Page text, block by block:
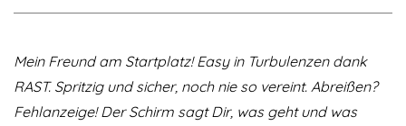
Mein Freund am Startplatz! Easy in Turbulenzen dank
RAST. Spritzig und sicher, noch nie so vereint. Abreißen?
Fehlanzeige! Der Schirm sagt Dir, was geht und was